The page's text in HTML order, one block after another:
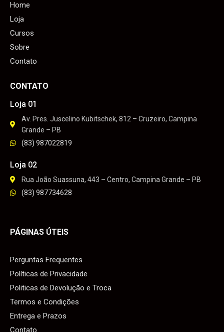
Home
Loja
Cursos
Sobre
Contato
CONTATO
Loja 01
Av. Pres. Juscelino Kubitschek, 812 – Cruzeiro, Campina
Grande – PB
(83) 987022819
Loja 02
Rua João Suassuna, 443 – Centro, Campina Grande – PB
(83) 987734628
PÁGINAS ÚTEIS
Perguntas Frequentes
Políticas de Privacidade
Politicas de Devolução e Troca
Termos e Condições
Entrega e Prazos
Contato